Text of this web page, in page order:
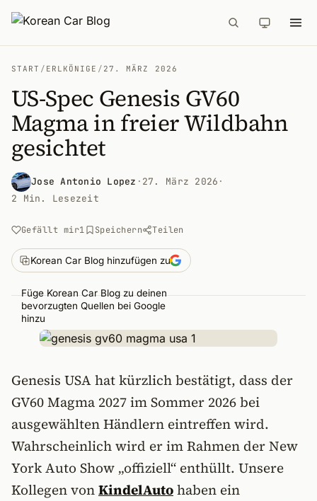
START / ERLKÖNIGE / 27. MÄRZ 2026
US-Spec Genesis GV60
Magma in freier Wildbahn
gesichtet
Jose Antonio Lopez · 27. März 2026 ·
2 Min. Lesezeit
Gefällt mir1 Speichern Teilen
Korean Car Blog hinzufügen zu
Füge Korean Car Blog zu deinen
bevorzugten Quellen bei Google
hinzu
Genesis USA hat kürzlich bestätigt, dass der
GV60 Magma 2027 im Sommer 2026 bei
ausgewählten Händlern eintreffen wird.
Wahrscheinlich wird er im Rahmen der New
York Auto Show „offiziell“ enthüllt. Unsere
Kollegen vonKindelAutohaben ein